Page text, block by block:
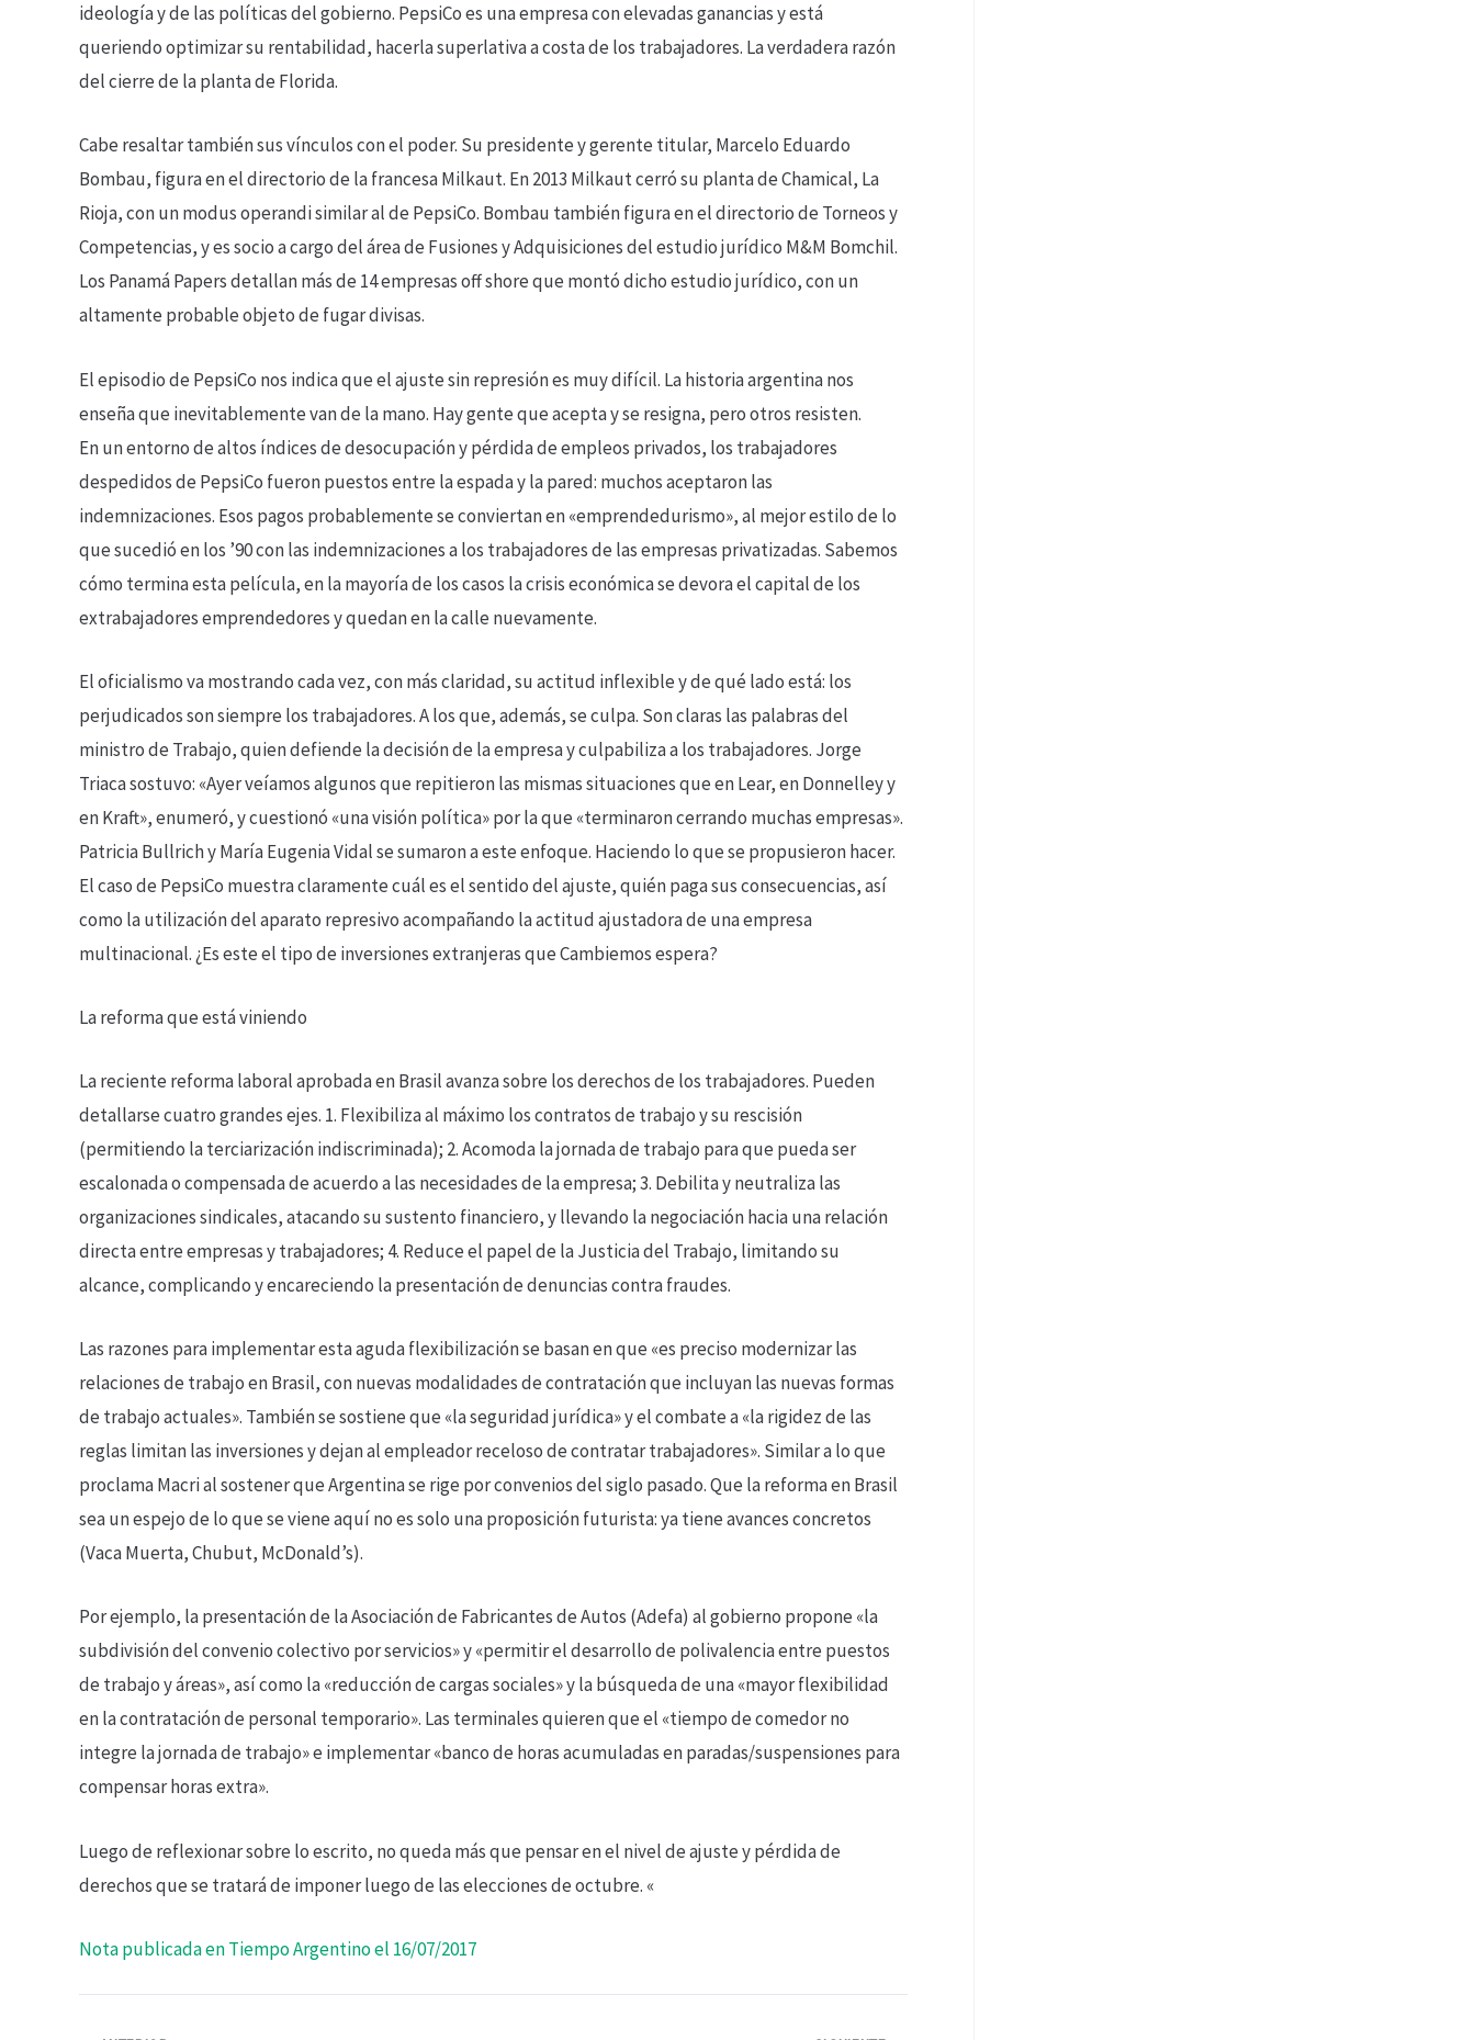
ideología y de las políticas del gobierno. PepsiCo es una empresa con elevadas ganancias y está
queriendo optimizar su rentabilidad, hacerla superlativa a costa de los trabajadores. La verdadera razón
del cierre de la planta de Florida.
Cabe resaltar también sus vínculos con el poder. Su presidente y gerente titular, Marcelo Eduardo
Bombau, figura en el directorio de la francesa Milkaut. En 2013 Milkaut cerró su planta de Chamical, La
Rioja, con un modus operandi similar al de PepsiCo. Bombau también figura en el directorio de Torneos y
Competencias, y es socio a cargo del área de Fusiones y Adquisiciones del estudio jurídico M&M Bomchil.
Los Panamá Papers detallan más de 14 empresas off shore que montó dicho estudio jurídico, con un
altamente probable objeto de fugar divisas.
El episodio de PepsiCo nos indica que el ajuste sin represión es muy difícil. La historia argentina nos
enseña que inevitablemente van de la mano. Hay gente que acepta y se resigna, pero otros resisten.
En un entorno de altos índices de desocupación y pérdida de empleos privados, los trabajadores
despedidos de PepsiCo fueron puestos entre la espada y la pared: muchos aceptaron las
indemnizaciones. Esos pagos probablemente se conviertan en «emprendedurismo», al mejor estilo de lo
que sucedió en los ’90 con las indemnizaciones a los trabajadores de las empresas privatizadas. Sabemos
cómo termina esta película, en la mayoría de los casos la crisis económica se devora el capital de los
extrabajadores emprendedores y quedan en la calle nuevamente.
El oficialismo va mostrando cada vez, con más claridad, su actitud inflexible y de qué lado está: los
perjudicados son siempre los trabajadores. A los que, además, se culpa. Son claras las palabras del
ministro de Trabajo, quien defiende la decisión de la empresa y culpabiliza a los trabajadores. Jorge
Triaca sostuvo: «Ayer veíamos algunos que repitieron las mismas situaciones que en Lear, en Donnelley y
en Kraft», enumeró, y cuestionó «una visión política» por la que «terminaron cerrando muchas empresas».
Patricia Bullrich y María Eugenia Vidal se sumaron a este enfoque. Haciendo lo que se propusieron hacer.
El caso de PepsiCo muestra claramente cuál es el sentido del ajuste, quién paga sus consecuencias, así
como la utilización del aparato represivo acompañando la actitud ajustadora de una empresa
multinacional. ¿Es este el tipo de inversiones extranjeras que Cambiemos espera?
La reforma que está viniendo
La reciente reforma laboral aprobada en Brasil avanza sobre los derechos de los trabajadores. Pueden
detallarse cuatro grandes ejes. 1. Flexibiliza al máximo los contratos de trabajo y su rescisión
(permitiendo la terciarización indiscriminada); 2. Acomoda la jornada de trabajo para que pueda ser
escalonada o compensada de acuerdo a las necesidades de la empresa; 3. Debilita y neutraliza las
organizaciones sindicales, atacando su sustento financiero, y llevando la negociación hacia una relación
directa entre empresas y trabajadores; 4. Reduce el papel de la Justicia del Trabajo, limitando su
alcance, complicando y encareciendo la presentación de denuncias contra fraudes.
Las razones para implementar esta aguda flexibilización se basan en que «es preciso modernizar las
relaciones de trabajo en Brasil, con nuevas modalidades de contratación que incluyan las nuevas formas
de trabajo actuales». También se sostiene que «la seguridad jurídica» y el combate a «la rigidez de las
reglas limitan las inversiones y dejan al empleador receloso de contratar trabajadores». Similar a lo que
proclama Macri al sostener que Argentina se rige por convenios del siglo pasado. Que la reforma en Brasil
sea un espejo de lo que se viene aquí no es solo una proposición futurista: ya tiene avances concretos
(Vaca Muerta, Chubut, McDonald’s).
Por ejemplo, la presentación de la Asociación de Fabricantes de Autos (Adefa) al gobierno propone «la
subdivisión del convenio colectivo por servicios» y «permitir el desarrollo de polivalencia entre puestos
de trabajo y áreas», así como la «reducción de cargas sociales» y la búsqueda de una «mayor flexibilidad
en la contratación de personal temporario». Las terminales quieren que el «tiempo de comedor no
integre la jornada de trabajo» e implementar «banco de horas acumuladas en paradas/suspensiones para
compensar horas extra».
Luego de reflexionar sobre lo escrito, no queda más que pensar en el nivel de ajuste y pérdida de
derechos que se tratará de imponer luego de las elecciones de octubre. «
Nota publicada en Tiempo Argentino el 16/07/2017